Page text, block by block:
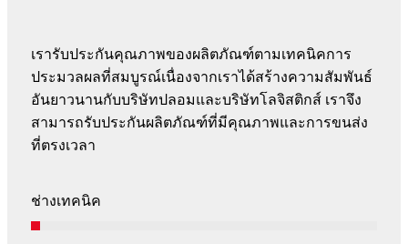
เรารับประกันคุณภาพของผลิตภัณฑ์ตามเทคนิคการ
ประมวลผลที่สมบูรณ์เนื่องจากเราได้สร้างความสัมพันธ์
อันยาวนานกับบริษัทปลอมและบริษัทโลจิสติกส์ เราจึง
สามารถรับประกันผลิตภัณฑ์ที่มีคุณภาพและการขนส่ง
ที่ตรงเวลา
ช่างเทคนิค